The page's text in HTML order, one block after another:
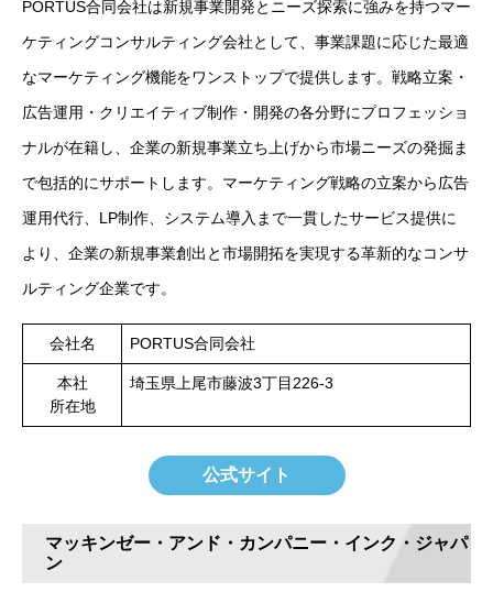
PORTUS合同会社は新規事業開発とニーズ探索に強みを持つマー
ケティングコンサルティング会社として、事業課題に応じた最適
なマーケティング機能をワンストップで提供します。戦略立案・
広告運用・クリエイティブ制作・開発の各分野にプロフェッショ
ナルが在籍し、企業の新規事業立ち上げから市場ニーズの発掘ま
で包括的にサポートします。マーケティング戦略の立案から広告
運用代行、LP制作、システム導入まで一貫したサービス提供に
より、企業の新規事業創出と市場開拓を実現する革新的なコンサ
ルティング企業です。
会社名 PORTUS合同会社
本社
所在地
埼玉県上尾市藤波3丁目226-3
公式サイト
マッキンゼー・アンド・カンパニー・インク・ジャパ
ン